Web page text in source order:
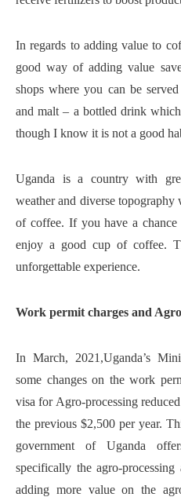
In regards to adding value to
good way of adding value
shops where you can be
and malt – a bottled drink
though I know it is not a good
Uganda is a country with
weather and diverse
of coffee. If you have a
enjoy a good cup of coffee.
unforgettable experience.
Work permit charges and
In March, 2021,Uganda’s
some changes on the work
visa for Agro-processing
the previous $2,500 per year.
government of Uganda
specifically the agro-
adding more value on the